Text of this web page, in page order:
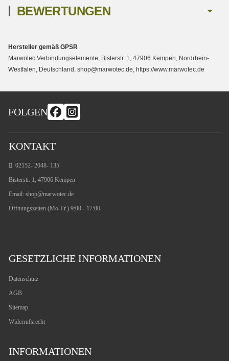
BEWERTUNGEN
Hersteller gemäß GPSR
Marwotec Verbindungselemente, Bisterstr. 1, 47906 Kempen, Nordrhein-
Westfalen, Deutschland, shop@marwotec.de, https://www.marwotec.de
FOLGEN
KONTAKT
02152- 2048- 135
Bisterstr. 1, 47906 Kempen
Email: shop@marwotec.de
Öffnungszeiten (Mo-Fr.) 9:00 - 17:00
GESETZLICHE INFORMATIONEN
Datenschutz
AGB
Sitemap
Widerrufsrecht
INFORMATIONEN